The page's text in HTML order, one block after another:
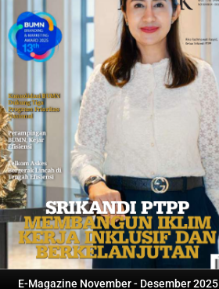
E-Magazine November - Desember 2025